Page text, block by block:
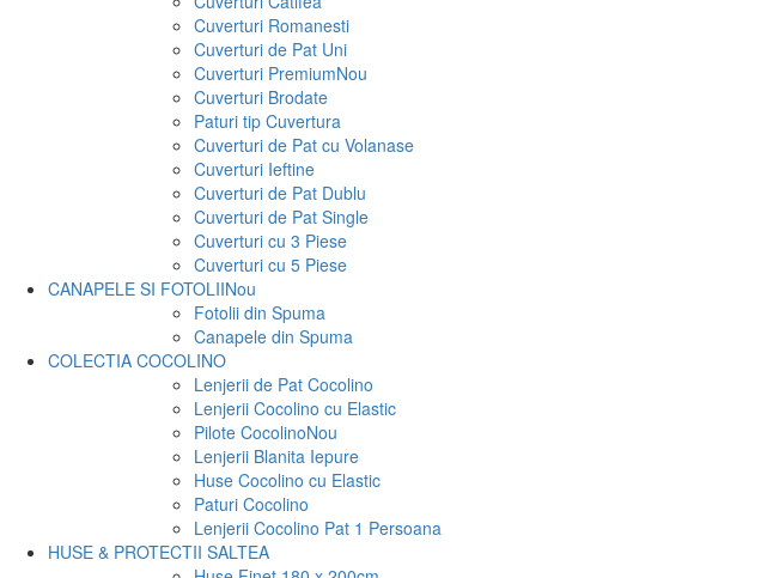
Cuverturi Romanesti
Cuverturi de Pat Uni
Cuverturi PremiumNou
Cuverturi Brodate
Paturi tip Cuvertura
Cuverturi de Pat cu Volanase
Cuverturi Ieftine
Cuverturi de Pat Dublu
Cuverturi de Pat Single
Cuverturi cu 3 Piese
Cuverturi cu 5 Piese
CANAPELE SI FOTOLIINou
Fotolii din Spuma
Canapele din Spuma
COLECTIA COCOLINO
Lenjerii de Pat Cocolino
Lenjerii Cocolino cu Elastic
Pilote CocolinoNou
Lenjerii Blanita Iepure
Huse Cocolino cu Elastic
Paturi Cocolino
Lenjerii Cocolino Pat 1 Persoana
HUSE & PROTECTII SALTEA